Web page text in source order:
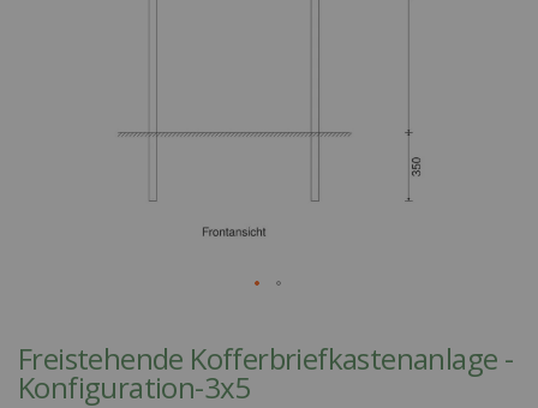
the
beginning
Freistehende Kofferbriefkastenanlage -
Konfiguration-3x5